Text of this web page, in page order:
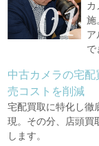
カ
施
ア
で
中古カメラの宅
売コストを削減
宅配買取に特化し徹
現。その分、店頭買
します。